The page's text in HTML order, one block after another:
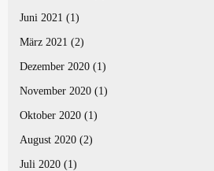
Juni 2021 (1)
März 2021 (2)
Dezember 2020 (1)
November 2020 (1)
Oktober 2020 (1)
August 2020 (2)
Juli 2020 (1)